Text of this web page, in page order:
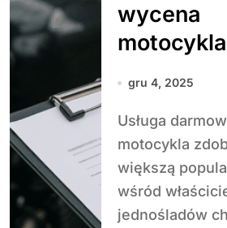
wycena
dokładna
gru 4, 2025
Usługa darmowej wyceny
motocykla
większą
wśród
jednośladów